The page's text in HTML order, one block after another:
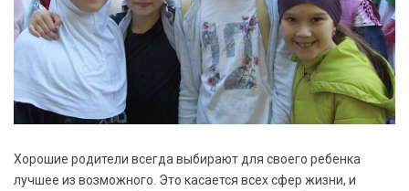
Хорошие родители всегда выбирают для своего ребенка
лучшее из возможного. Это касается всех сфер жизни, и